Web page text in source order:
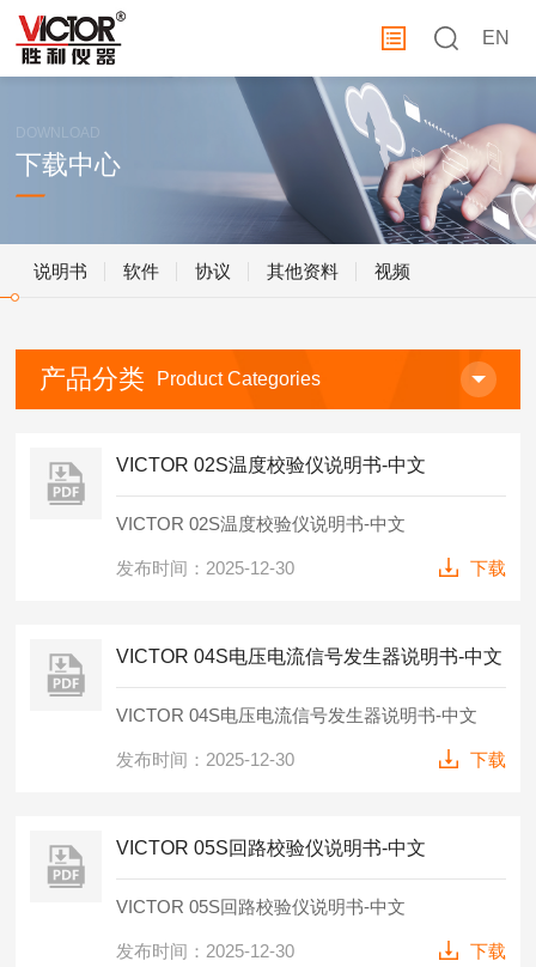
EN
下载中心
说明书 软件 协议 其他资料 视频
产品分类 Product Categories
VICTOR 02S温度校验仪说明书-中文
VICTOR 02S温度校验仪说明书-中文
发布时间：2025-12-30 下载
VICTOR 04S电压电流信号发生器说明书-中文
VICTOR 04S电压电流信号发生器说明书-中文
发布时间：2025-12-30 下载
VICTOR 05S回路校验仪说明书-中文
VICTOR 05S回路校验仪说明书-中文
发布时间：2025-12-30 下载